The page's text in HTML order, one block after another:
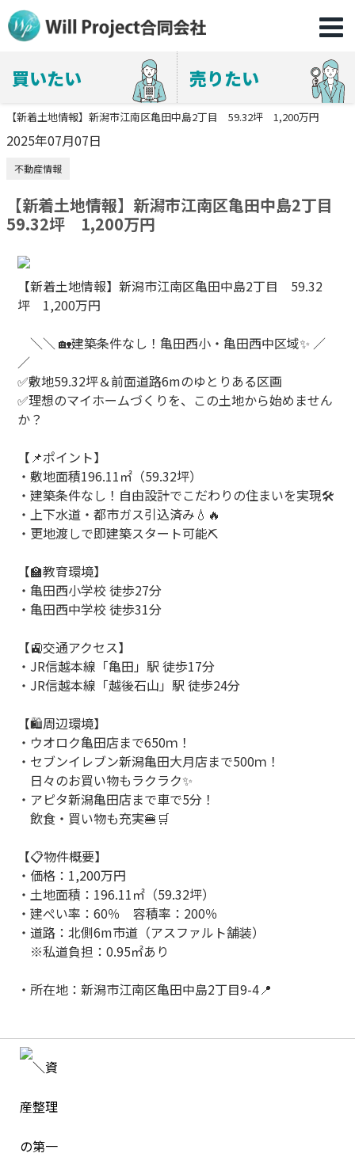
買いたい 売りたい
【新着土地情報】新潟市江南区亀田中島2丁目 59.32坪 1,200万円
2025年07月07日
不動産情報
【新着土地情報】新潟市江南区亀田中島2丁目
59.32坪 1,200万円
【新着土地情報】新潟市江南区亀田中島2丁目 59.32
坪 1,200万円
＼＼ 🏡建築条件なし！亀田西小・亀田西中区域✨ ／
／
✅敷地59.32坪＆前面道路6mのゆとりある区画
✅理想のマイホームづくりを、この土地から始めません
か？
【📌ポイント】
・敷地面積196.11㎡（59.32坪）
・建築条件なし！自由設計でこだわりの住まいを実現🛠️
・上下水道・都市ガス引込済み💧🔥
・更地渡しで即建築スタート可能⛏️
【🏫教育環境】
・亀田西小学校 徒歩27分
・亀田西中学校 徒歩31分
【🚉交通アクセス】
・JR信越本線「亀田」駅 徒歩17分
・JR信越本線「越後石山」駅 徒歩24分
【🛍️周辺環境】
・ウオロク亀田店まで650ｍ！
・セブンイレブン新潟亀田大月店まで500ｍ！
日々のお買い物もラクラク✨
・アピタ新潟亀田店まで車で5分！
飲食・買い物も充実🍔🛒
【📋物件概要】
・価格：1,200万円
・土地面積：196.11㎡（59.32坪）
・建ぺい率：60％ 容積率：200％
・道路：北側6m市道（アスファルト舗装）
※私道負担：0.95㎡あり
・所在地：新潟市江南区亀田中島2丁目9-4📍